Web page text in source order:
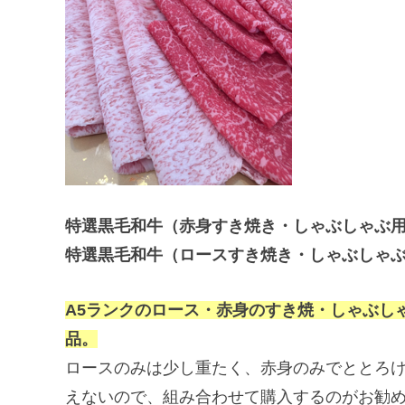
特選黒毛和牛（赤身すき焼き・しゃぶしゃぶ
特選黒毛和牛（ロースすき焼き・しゃぶしゃ
A5ランクのロース・赤身のすき焼・しゃぶ
品。
ロースのみは少し重たく、赤身のみでととろ
えないので、組み合わせて購入するのがお勧